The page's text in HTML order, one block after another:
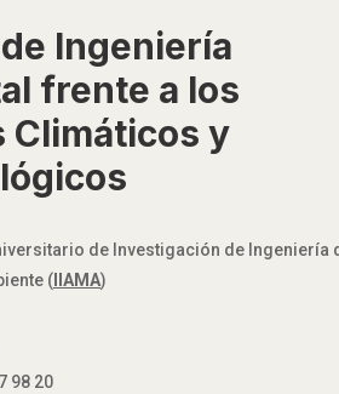
Ingeniería
frente a los
Climáticos y
de Investigación de Ingeniería
(IIAMA)
98 20